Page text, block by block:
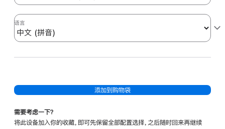
语言
添加到购物袋
需要考虑一下？
将此设备加入你的收藏，即可先保留全部配置选择，之后随时回来再继续